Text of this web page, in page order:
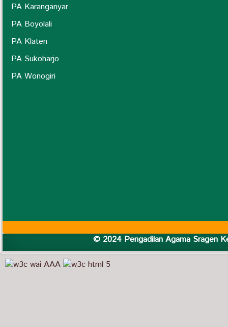
PA Karanganyar
PA Boyolali
PA Klaten
PA Sukoharjo
PA Wonogiri
© 2024 Pengadilan Agama Sragen